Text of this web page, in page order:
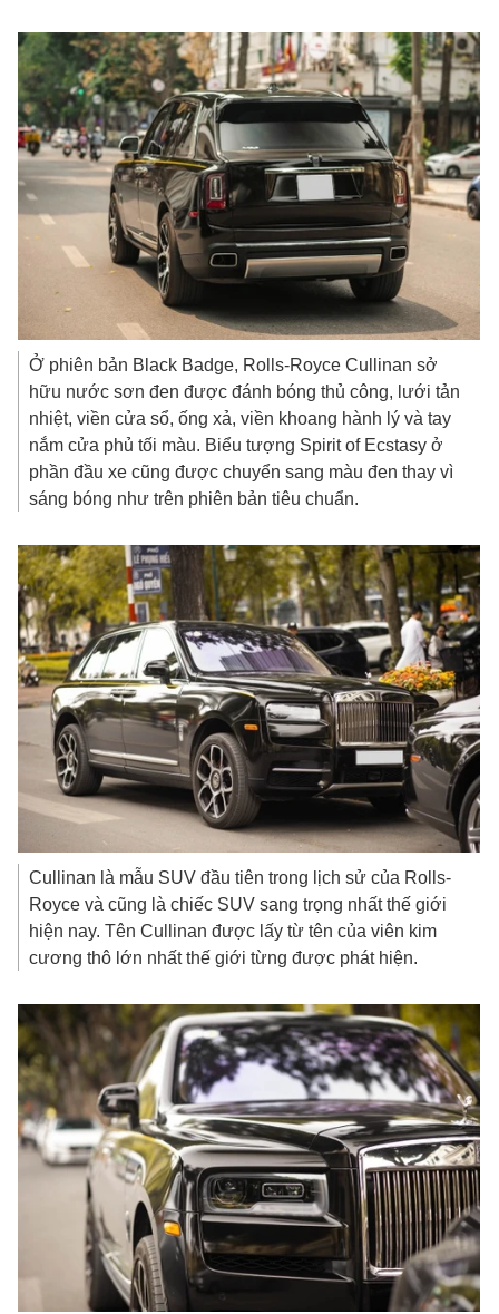
Ở phiên bản Black Badge, Rolls-Royce Cullinan sở
hữu nước sơn đen được đánh bóng thủ công, lưới tản
nhiệt, viền cửa sổ, ống xả, viền khoang hành lý và tay
nắm cửa phủ tối màu. Biểu tượng Spirit of Ecstasy ở
phần đầu xe cũng được chuyển sang màu đen thay vì
sáng bóng như trên phiên bản tiêu chuẩn.
Cullinan là mẫu SUV đầu tiên trong lịch sử của Rolls-
Royce và cũng là chiếc SUV sang trọng nhất thế giới
hiện nay. Tên Cullinan được lấy từ tên của viên kim
cương thô lớn nhất thế giới từng được phát hiện.